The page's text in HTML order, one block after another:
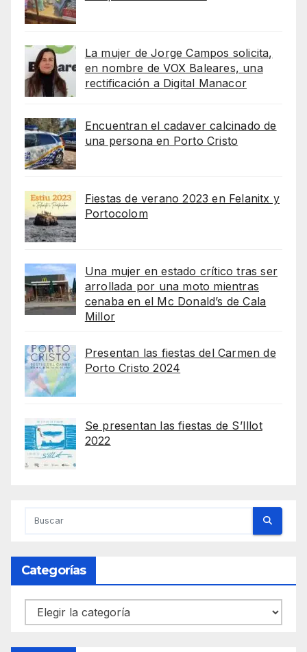
La mujer de Jorge Campos solicita,
en nombre de VOX Baleares, una
rectificación a Digital Manacor
Encuentran el cadaver calcinado de
una persona en Porto Cristo
Fiestas de verano 2023 en Felanitx y
Portocolom
Una mujer en estado crítico tras ser
arrollada por una moto mientras
cenaba en el Mc Donald’s de Cala
Millor
Presentan las fiestas del Carmen de
Porto Cristo 2024
Se presentan las fiestas de S’Illot
2022
Categorías
Categorías